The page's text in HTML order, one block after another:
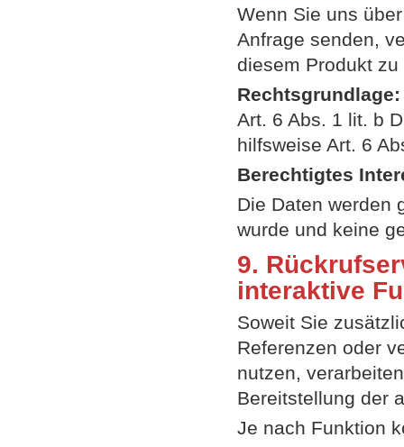
Wenn Sie uns
Anfrage senden,
diesem Produkt
Rechtsgrundlage:
Art. 6 Abs. 1 lit. b
hilfsweise Art. 6
Berechtigtes
Die Daten werden
wurde und keine
9.
interaktive
Soweit Sie
Referenzen oder
nutzen,
Bereitstellung der
Je nach Funktion